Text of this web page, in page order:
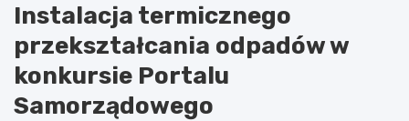
Instalacja termicznego
przekształcania odpadów w
konkursie Portalu
Samorządowego